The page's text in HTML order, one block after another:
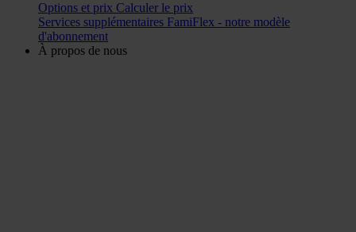
Options et prix Calculer le prix
Services supplémentaires FamiFlex - notre modèle
d'abonnement
À propos de nous